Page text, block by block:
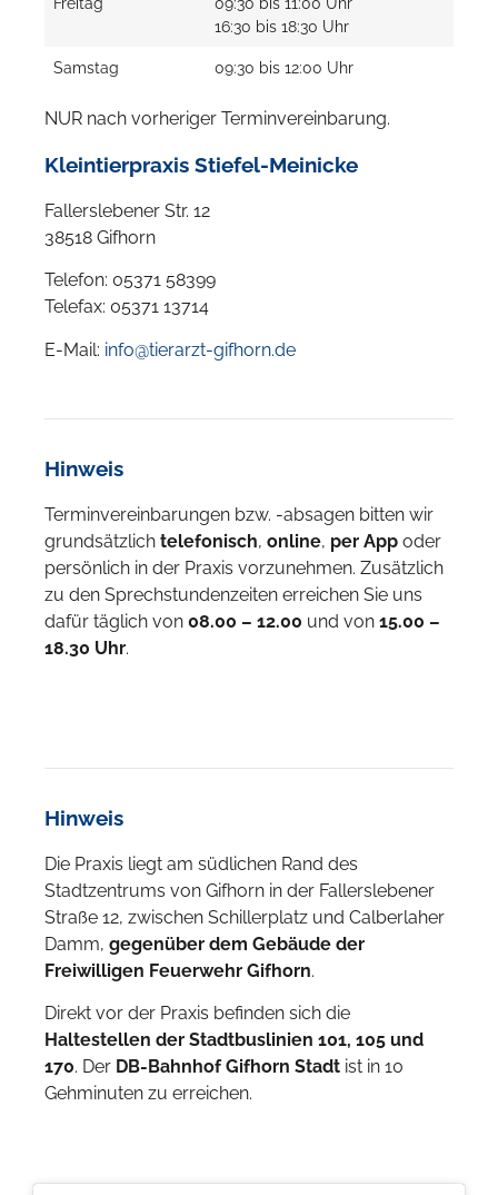
16:30 bis 18:30 Uhr
Samstag 09:30 bis 12:00 Uhr
NUR nach vorheriger Terminvereinbarung.
Kleintierpraxis Stiefel-Meinicke
Fallerslebener Str. 12
38518 Gifhorn
Telefon: 05371 58399
Telefax: 05371 13714
E-Mail: info@tierarzt-gifhorn.de
Hinweis
Terminvereinbarungen bzw. -absagen bitten wir
grundsätzlich telefonisch, online, per App oder
persönlich in der Praxis vorzunehmen. Zusätzlich
zu den Sprechstundenzeiten erreichen Sie uns
dafür täglich von 08.00 – 12.00 und von 15.00 –
18.30 Uhr.
Hinweis
Die Praxis liegt am südlichen Rand des
Stadtzentrums von Gifhorn in der Fallerslebener
Straße 12, zwischen Schillerplatz und Calberlaher
Damm, gegenüber dem Gebäude der
Freiwilligen Feuerwehr Gifhorn.
Direkt vor der Praxis befinden sich die
Haltestellen der Stadtbuslinien 101, 105 und
170. Der DB-Bahnhof Gifhorn Stadt ist in 10
Gehminuten zu erreichen.